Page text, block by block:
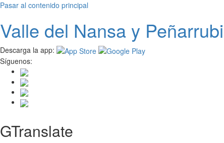
Pasar al contenido principal
Valle del Nansay
Descarga la app:
Síguenos:
GTranslate